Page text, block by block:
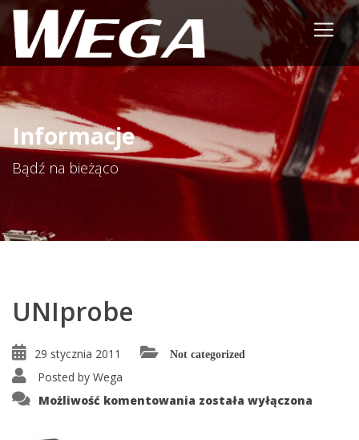
Informacje
Bądź na bieżąco
UNIprobe
29 stycznia 2011 Not categorized
Posted by Wega
Możliwość komentowania UNIprobe
została wyłączona